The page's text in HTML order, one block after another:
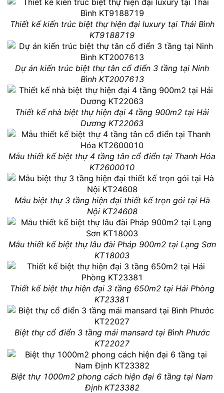
Thiết kế kiến trúc biệt thự hiện đại luxury tại Thái Bình
KT9188719
Dự án kiến trúc biệt thự tân cổ điển 3 tầng tại Ninh
Bình KT2007613
Thiết kế nhà biệt thự hiện đại 4 tầng 900m2 tại Hải
Dương KT22063
Mẫu thiết kế biệt thự 4 tầng tân cổ điển tại Thanh Hóa
KT2600010
Mẫu biệt thự 3 tầng hiện đại thiết kế trọn gói tại Hà
Nội KT24608
Mẫu thiết kế biệt thự lâu đài Pháp 900m2 tại Lạng Sơn
KT18003
Thiết kế biệt thự hiện đại 3 tầng 650m2 tại Hải Phòng
KT23381
Biệt thự cổ điển 3 tầng mái mansard tại Bình Phước
KT22027
Biệt thự 1000m2 phong cách hiện đại 6 tầng tại Nam
Định KT23382